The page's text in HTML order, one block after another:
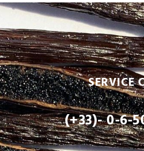
SERVICE
(+33)- 0-6-